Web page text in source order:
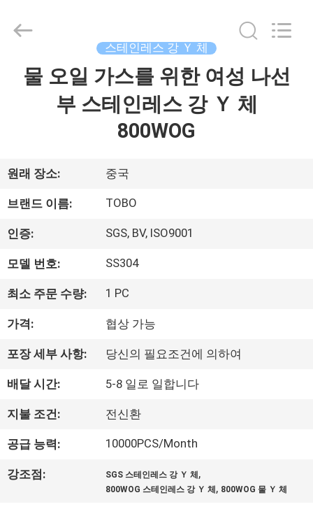
우
리
에
대
하
공
장
여
행
2025
GROUP
Rights
Reserved.
스테인레스 강 Ｙ 체
물 오일 가스를 위한 여성 나선
부 스테인레스 강 Ｙ 체
800WOG
원래 장소: 중국
브랜드 이름: TOBO
인증: SGS, BV, ISO9001
모델 번호: SS304
최소 주문 수량: 1 PC
가격: 협상 가능
포장 세부 사항: 당신의 필요조건에 의하여
배달 시간: 5-8 일로 일합니다
지불 조건: 전신환
공급 능력: 10000PCS/Month
강조점: SGS 스테인레스 강 Ｙ 체 ,
800WOG 스테인레스 강 Ｙ 체 , 800WOG 물 Ｙ 체